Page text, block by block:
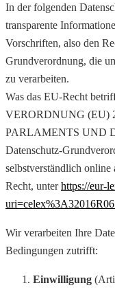
In der folgenden
transparente
Vorschriften, also den
Grundverordnung, die
zu verarbeiten.
Was das EU-Recht
VERORDNUNG (EU)
PARLAMENTS UND
Datenschutz-
selbstverständlich
Recht, unterhttps://eur-
Wir verarbeiten Ihre
Bedingungen zutrifft:
Einwilligung